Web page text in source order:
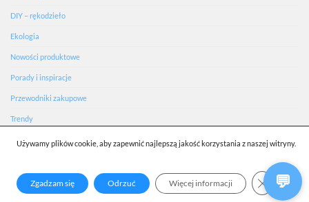
DIY – rękodzieło
Ekologia
Nowości produktowe
Porady i inspiracje
Przewodniki zakupowe
Trendy
PUBLIKACJE I AKTUALNOŚCI
POLITYKA PRYWATNOŚCI OPINIE O AWIH
Copyright 2026 ©AWIH
Używamy plików cookie, aby zapewnić najlepszą jakość korzystania z naszej witryny.
Zgadzam się Odrzuć Więcej informacji ZAMKNIJ